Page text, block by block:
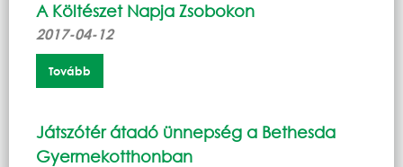
A Költészet Napja Zsobokon
2017-04-12
Tovább
Játszótér átadó ünnepség a Bethesda
Gyermekotthonban